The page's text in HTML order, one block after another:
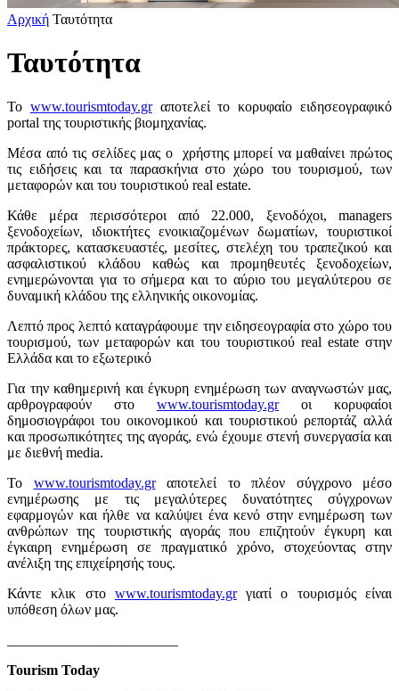
Αρχική Ταυτότητα
Ταυτότητα
To www.tourismtoday.grαποτελεί το κορυφαίο ειδησεογραφικό
portal της τουριστικής βιομηχανίας.
Μέσα από τις σελίδες μας ο χρήστης μπορεί να μαθαίνει πρώτος
τις ειδήσεις και τα παρασκήνια στο χώρο του τουρισμού, των
μεταφορών και του τουριστικού real estate.
Κάθε μέρα περισσότεροι από 22.000, ξενοδόχοι, managers
ξενοδοχείων, ιδιοκτήτες ενοικιαζομένων δωματίων, τουριστικοί
πράκτορες, κατασκευαστές, μεσίτες, στελέχη του τραπεζικού και
ασφαλιστικού κλάδου καθώς και προμηθευτές ξενοδοχείων,
ενημερώνονται για το σήμερα και το αύριο του μεγαλύτερου σε
δυναμική κλάδου της ελληνικής οικονομίας.
Λεπτό προς λεπτό καταγράφουμε την ειδησεογραφία στο χώρο του
τουρισμού, των μεταφορών και του τουριστικού real estate στην
Ελλάδα και το εξωτερικό
Για την καθημερινή και έγκυρη ενημέρωση των αναγνωστών μας,
αρθρογραφούν στο www.tourismtoday.grοι κορυφαίοι
δημοσιογράφοι του οικονομικού και τουριστικού ρεπορτάζ αλλά
και προσωπικότητες της αγοράς, ενώ έχουμε στενή συνεργασία και
με διεθνή media.
Το www.tourismtoday.grαποτελεί το πλέον σύγχρονο μέσο
ενημέρωσης με τις μεγαλύτερες δυνατότητες σύγχρονων
εφαρμογών και ήλθε να καλύψει ένα κενό στην ενημέρωση των
ανθρώπων της τουριστικής αγοράς που επιζητούν έγκυρη και
έγκαιρη ενημέρωση σε πραγματικό χρόνο, στοχεύοντας στην
ανέλιξη της επιχείρησής τους.
Κάντε κλικ στο www.tourismtoday.grγιατί ο τουρισμός είναι
υπόθεση όλων μας.
Tourism Today